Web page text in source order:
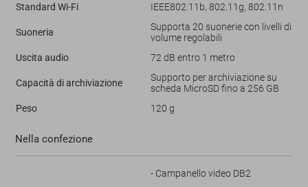
Standard Wi-Fi
IEEE802.11b, 802.11g, 802.11n
Suoneria
Supporta 20 suonerie con livelli di
volume regolabili
Uscita audio
72 dB entro 1 metro
Capacità di archiviazione
Supporto per archiviazione su
scheda MicroSD fino a 256 GB
Peso
120 g
Nella confezione
- Campanello video DB2